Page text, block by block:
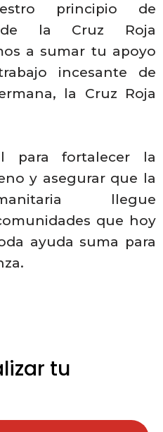
principio de
la Cruz Roja
a sumar tu apoyo
incesante de
la Cruz Roja
para fortalecer la
y asegurar que la
llegue
que hoy
ayuda suma para
tu